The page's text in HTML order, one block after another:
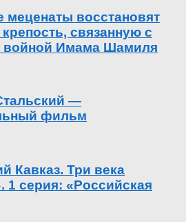
меценаты восстановят
связанную с
войной Имама Шамиля
—
фильм
Кавказ. Три века
1 серия: «Российская